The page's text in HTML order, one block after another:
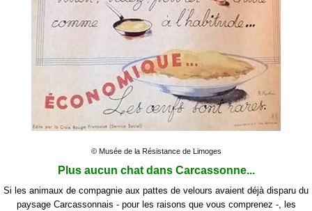
© Musée de la Résistance de Limoges
Plus aucun chat dans Carcassonne...
Si les animaux de compagnie aux pattes de velours avaient déjà disparu du
paysage Carcassonnais - pour les raisons que vous comprenez -, les